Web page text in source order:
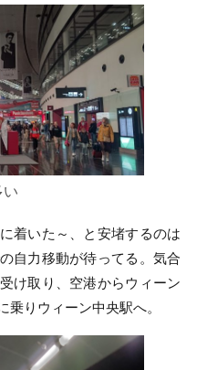
い
着いた～、と安堵するのは
自力移動が待ってる。気合
け取り、空港からウィーン
りウィーン中央駅へ。